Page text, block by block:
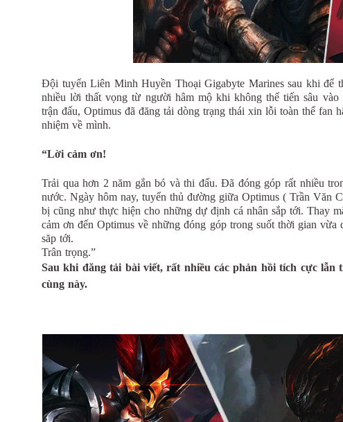
Đội tuyển Liên Minh Huyền Thoại Gigabyte Marines sau khi để
nhiều lời thất vọng từ người hâm mộ khi không thể tiến sâu
trận đấu, Optimus đã đăng tải dòng trạng thái xin lỗi toàn thể fan
nhiệm về mình.
“Lời cảm ơn!
Trải qua hơn 2 năm gắn bó và thi đấu. Đã đóng góp rất nhiều
nước. Ngày hôm nay, tuyển thủ đường giữa Optimus ( Trần Văn
bị cũng như thực hiện cho những dự định cá nhân sắp tới. Thay
cảm ơn đến Optimus về những đóng góp trong suốt thời gian
săp tới.
Trân trọng.”
Sau khi đăng tải bài viết, rất nhiều các phản hồi tích cực
cùng này.